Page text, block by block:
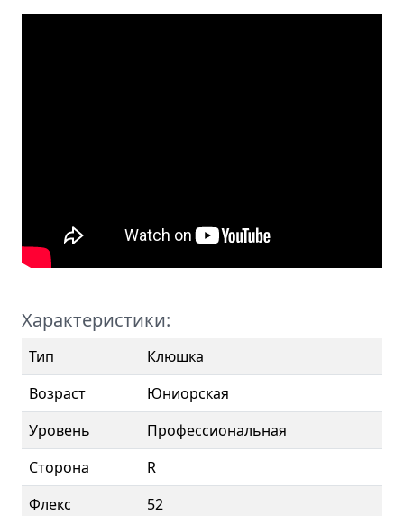
Характеристики:
Тип
Клюшка
Возраст
Юниорская
Уровень
Профессиональная
Сторона
R
Флекс
52